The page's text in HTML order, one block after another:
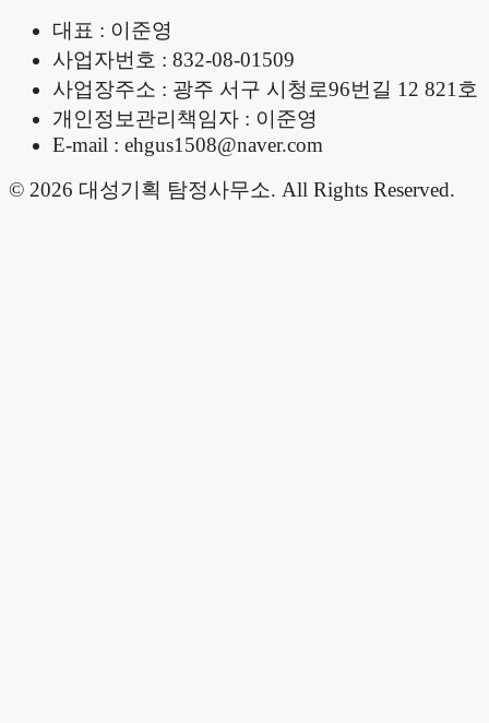
대표 : 이준영
사업자번호 : 832-08-01509
사업장주소 : 광주 서구 시청로96번길 12 821호
개인정보관리책임자 : 이준영
E-mail : ehgus1508@naver.com
© 2026 대성기획 탐정사무소. All Rights Reserved.